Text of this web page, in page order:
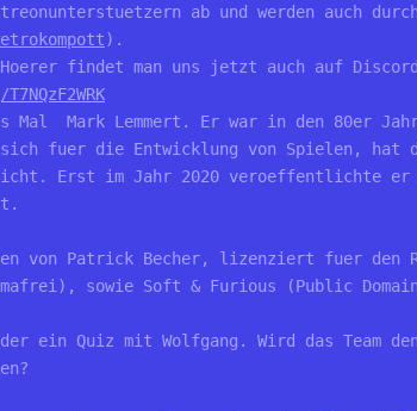
ab und werden auch
).
findet man uns jetzt auch auf
Mal  Mark Lemmert. Er war in den 80er
fuer die Entwicklung von Spielen, hat
Erst im Jahr 2020 veroeffentlichte
von Patrick Becher, lizenziert fuer den
sowie Soft & Furious (Public
ein Quiz mit Wolfgang. Wird das Team